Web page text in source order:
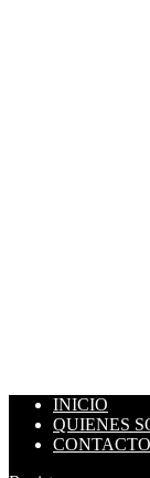
INICIO
QUIENES
CONTACTO